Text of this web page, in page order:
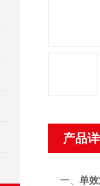
产品
一、 单